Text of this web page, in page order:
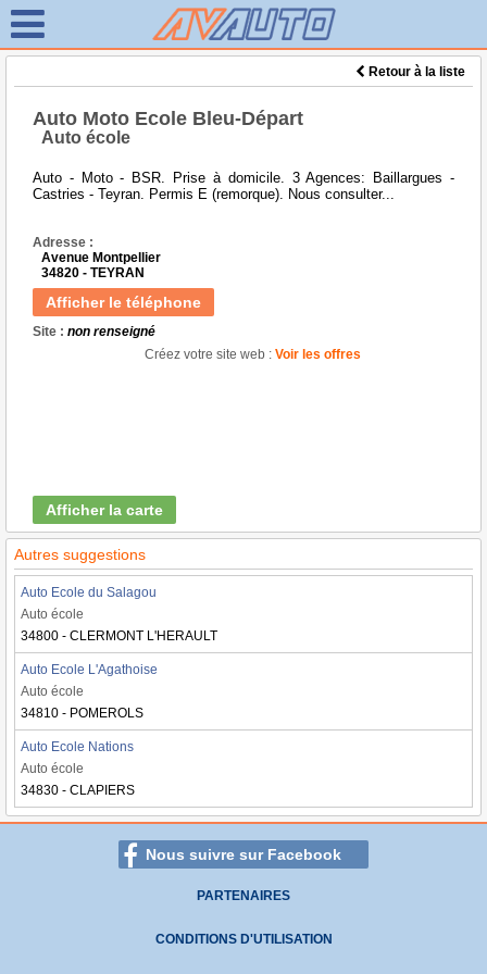
Retour à la liste
Auto Moto Ecole Bleu-Départ
Auto école
Auto - Moto - BSR. Prise à domicile. 3 Agences: Baillargues -
Castries - Teyran. Permis E (remorque). Nous consulter...
Adresse :
Avenue Montpellier
34820 - TEYRAN
Afficher le téléphone
Site : non renseigné
Créez votre site web : Voir les offres
Afficher la carte
Autres suggestions
Auto Ecole du Salagou
Auto école
34800 - CLERMONT L'HERAULT
Auto Ecole L'Agathoise
Auto école
34810 - POMEROLS
Auto Ecole Nations
Auto école
34830 - CLAPIERS
Nous suivre sur Facebook
PARTENAIRES
CONDITIONS D'UTILISATION